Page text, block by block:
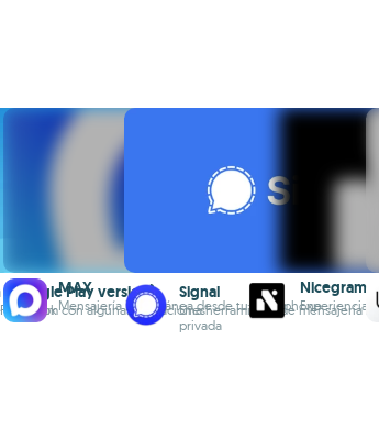
(Google Play version)
con algunas limitaciones
MAX
Mensajería instantánea desde tu smartphone
Signal
Una herramienta de mensajería
privada
Nicegram:
Experiencia